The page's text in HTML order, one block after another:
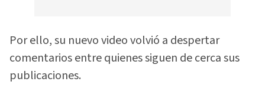
Por ello, su nuevo video volvió a despertar
comentarios entre quienes siguen de cerca sus
publicaciones.